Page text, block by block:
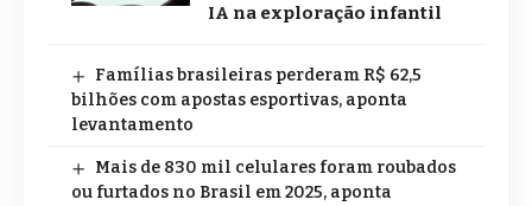
IA na exploração infantil
Famílias brasileiras perderam R$ 62,5
bilhões com apostas esportivas, aponta
levantamento
Mais de 830 mil celulares foram roubados
ou furtados no Brasil em 2025, aponta